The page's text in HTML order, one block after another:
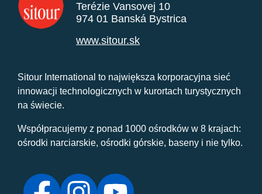
Terézie Vansovej 10
974 01 Banská Bystrica
www.sitour.sk
Sitour International to największa korporacyjna sieć
innowacji technologicznych w kurortach turystycznych
na świecie.
Współpracujemy z ponad 1000 ośrodków w 8 krajach:
ośrodki narciarskie, ośrodki górskie, baseny i nie tylko.